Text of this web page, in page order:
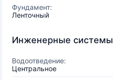
Фундамент:
Ленточный
Инженерные системы
Водоотведение:
Центральное